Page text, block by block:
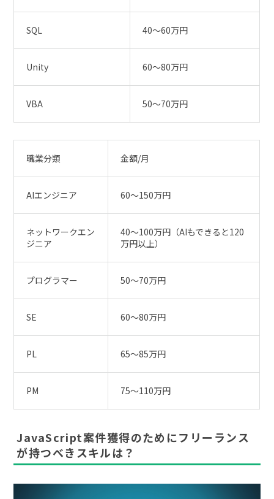
SQL 40〜60万円
Unity 60〜80万円
VBA 50〜70万円
職業分類 金額/月
AIエンジニア 60〜150万円
ネットワークエン
ジニア
40〜100万円（AIもできると120
万円以上）
プログラマー 50〜70万円
SE 60〜80万円
PL 65〜85万円
PM 75〜110万円
JavaScript案件獲得のためにフリーランス
が持つべきスキルは？